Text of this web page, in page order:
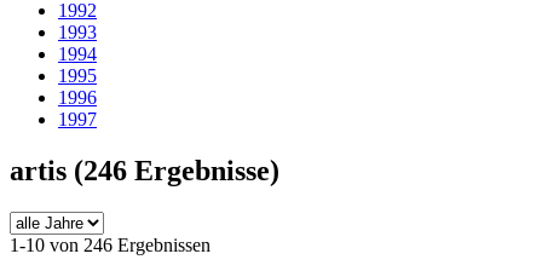
1992
1993
1994
1995
1996
1997
artis (246 Ergebnisse)
1-10 von 246 Ergebnissen